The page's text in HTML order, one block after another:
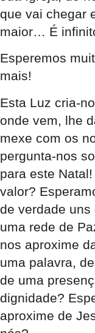
que vai chegar
maior… É
Esperemos
mais!
Esta Luz cria-
onde vem, lhe
mexe com os
pergunta-nos
para este
valor?
de verdade uns
uma rede de
nos aproxime
uma palavra,
de uma
dignidade?
aproxime de